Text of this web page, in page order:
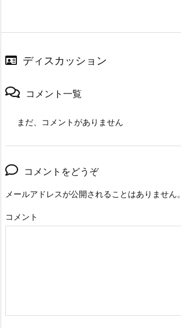
ディスカッション
コメント一覧
まだ、コメントがありません
コメントをどうぞ
メールアドレスが公開されることはありません。
コメント